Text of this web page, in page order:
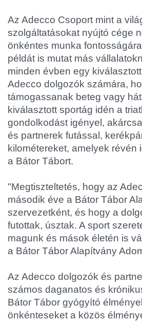
Az Adecco Csoport mint a
szolgáltatásokat nyújtó cége
önkéntes munka
példát is mutat más
minden évben egy
Adecco dolgozók számára,
támogassanak beteg vagy
kiválasztott sportág idén a
gondolkodást igényel,
és partnerek futással,
kilométereket, amelyek révén
a Bátor Tábort.
"Megtiszteltetés, hogy az
második éve a Bátor Tábor
szervezetként, és hogy a
futottak, úsztak. A sport
magunk és mások életén is
a Bátor Tábor Alapítvány
Az Adecco dolgozók és
számos daganatos és
Bátor Tábor gyógyító
önkénteseket a közös